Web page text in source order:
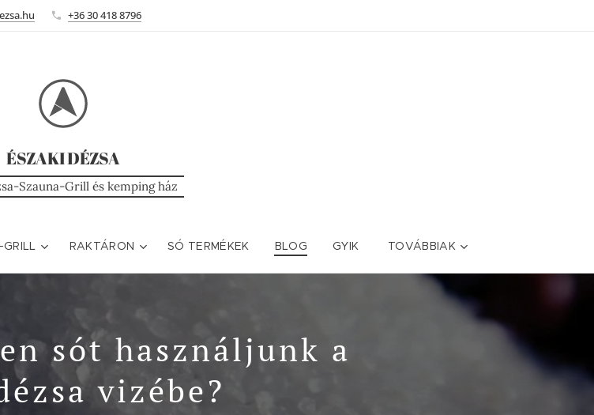
+36 30 418 8796
ÉSZAKIDÉZSA
Szauna-Grill és kemping ház
GRILL RAKTÁRON SÓ TERMÉKEK BLOG GYIK TOVÁBBIAK
sót használjunk a
vizébe?